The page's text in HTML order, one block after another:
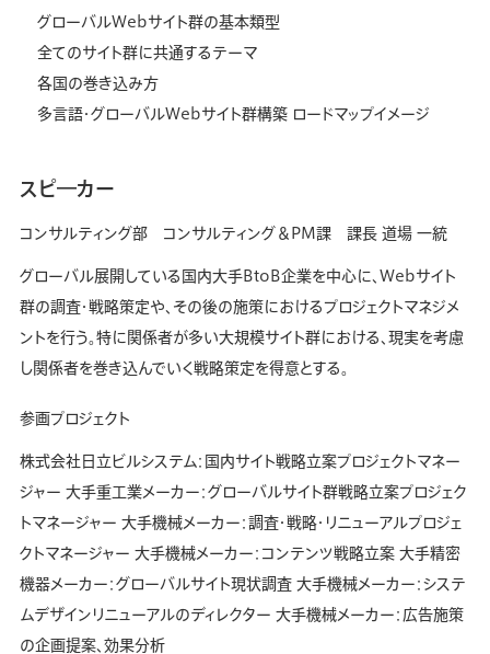
グローバルWebサイト群の基本類型
全てのサイト群に共通するテーマ
各国の巻き込み方
多言語・グローバルWebサイト群構築 ロードマップイメージ
スピ―カー
コンサルティング部 コンサルティング＆PM課 課長 道場 一統
グローバル展開している国内大手BtoB企業を中心に、Webサイト
群の調査・戦略策定や、その後の施策におけるプロジェクトマネジメ
ントを行う。特に関係者が多い大規模サイト群における、現実を考慮
し関係者を巻き込んでいく戦略策定を得意とする。
参画プロジェクト
株式会社日立ビルシステム：国内サイト戦略立案プロジェクトマネー
ジャー 大手重工業メーカー：グローバルサイト群戦略立案プロジェク
トマネージャー 大手機械メーカー：調査・戦略・リニューアルプロジェ
クトマネージャー 大手機械メーカー：コンテンツ戦略立案 大手精密
機器メーカー：グローバルサイト現状調査 大手機械メーカー：システ
ムデザインリニューアルのディレクター 大手機械メーカー：広告施策
の企画提案、効果分析